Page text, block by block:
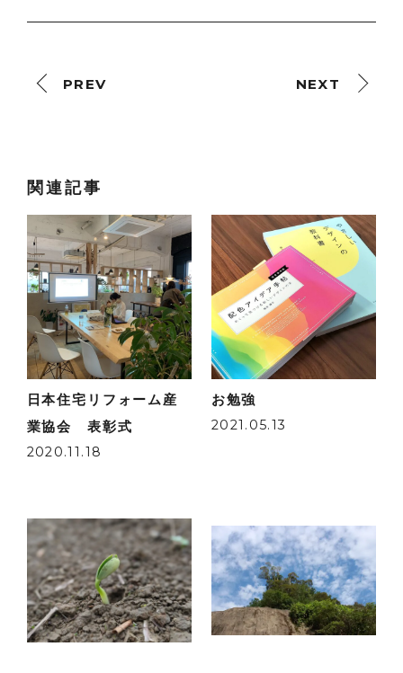
PREV NEXT
関連記事
日本住宅リフォーム産
業協会 表彰式
2020.11.18
お勉強
2021.05.13